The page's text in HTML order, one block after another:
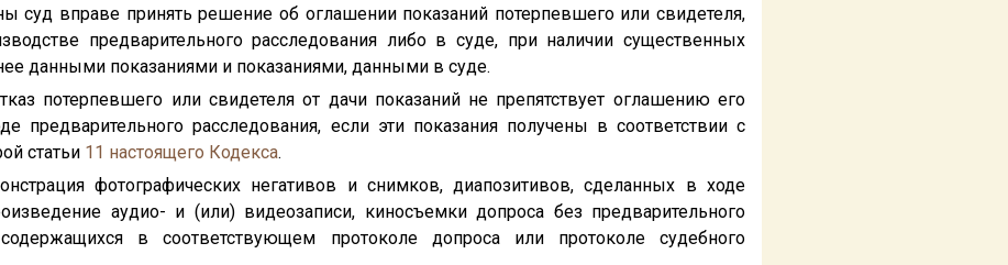
суд вправе принять решение об оглашении показаний потерпевшего или свидетеля,
предварительного расследования либо в суде, при наличии существенных
данными показаниями и показаниями, данными в суде.
потерпевшего или свидетеля от дачи показаний не препятствует оглашению его
предварительного расследования, если эти показания получены в соответствии с
статьи 11 настоящего Кодекса.
фотографических негативов и снимков, диапозитивов, сделанных в ходе
аудио- и (или) видеозаписи, киносъемки допроса без предварительного
в соответствующем протоколе допроса или протоколе судебного